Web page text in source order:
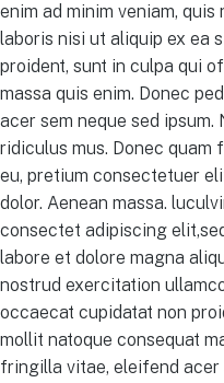
enim ad minim veniam,
laboris nisi ut aliquip ex ea
proident, sunt in culpa qui
massa quis enim. Donec
acer sem neque sed ipsum.
ridiculus mus. Donec quam
eu, pretium consectetuer
dolor. Aenean massa.
consectet adipiscing
labore et dolore magna
nostrud exercitation
occaecat cupidatat non
mollit natoque consequat
fringilla vitae, eleifend acer